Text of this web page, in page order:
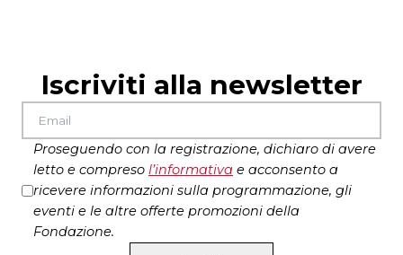
violoncelli Julia Kotarba, Suzanne
Vermeyen, Lieselot Watté
contrabbasso Lisa De Boos
arpa Leen Van der Roost
clavicembalo Jan Devlieger
musica Max Richter – Recomposed: The Four
Seasons; Didem Co?kunseven – Traveler on a
Winter’s Night, parti 1 e 2
costumi Milk of Lime
Iscriviti alla newsletter
Proseguendo con la registrazione, dichiaro di avere
letto e compreso l’informativa e acconsento a
ricevere informazioni sulla programmazione, gli
eventi e le altre offerte promozioni della
Fondazione.